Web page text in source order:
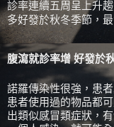
診率連續五周呈上升
多好發於秋冬季節，
腹瀉就診率增 好發於
諾羅傳染性很強，患
患者使用過的物品都
出類似感冒類症狀，